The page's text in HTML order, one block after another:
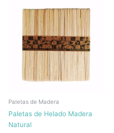
Paletas de Madera
Paletas de Helado Madera
Natural